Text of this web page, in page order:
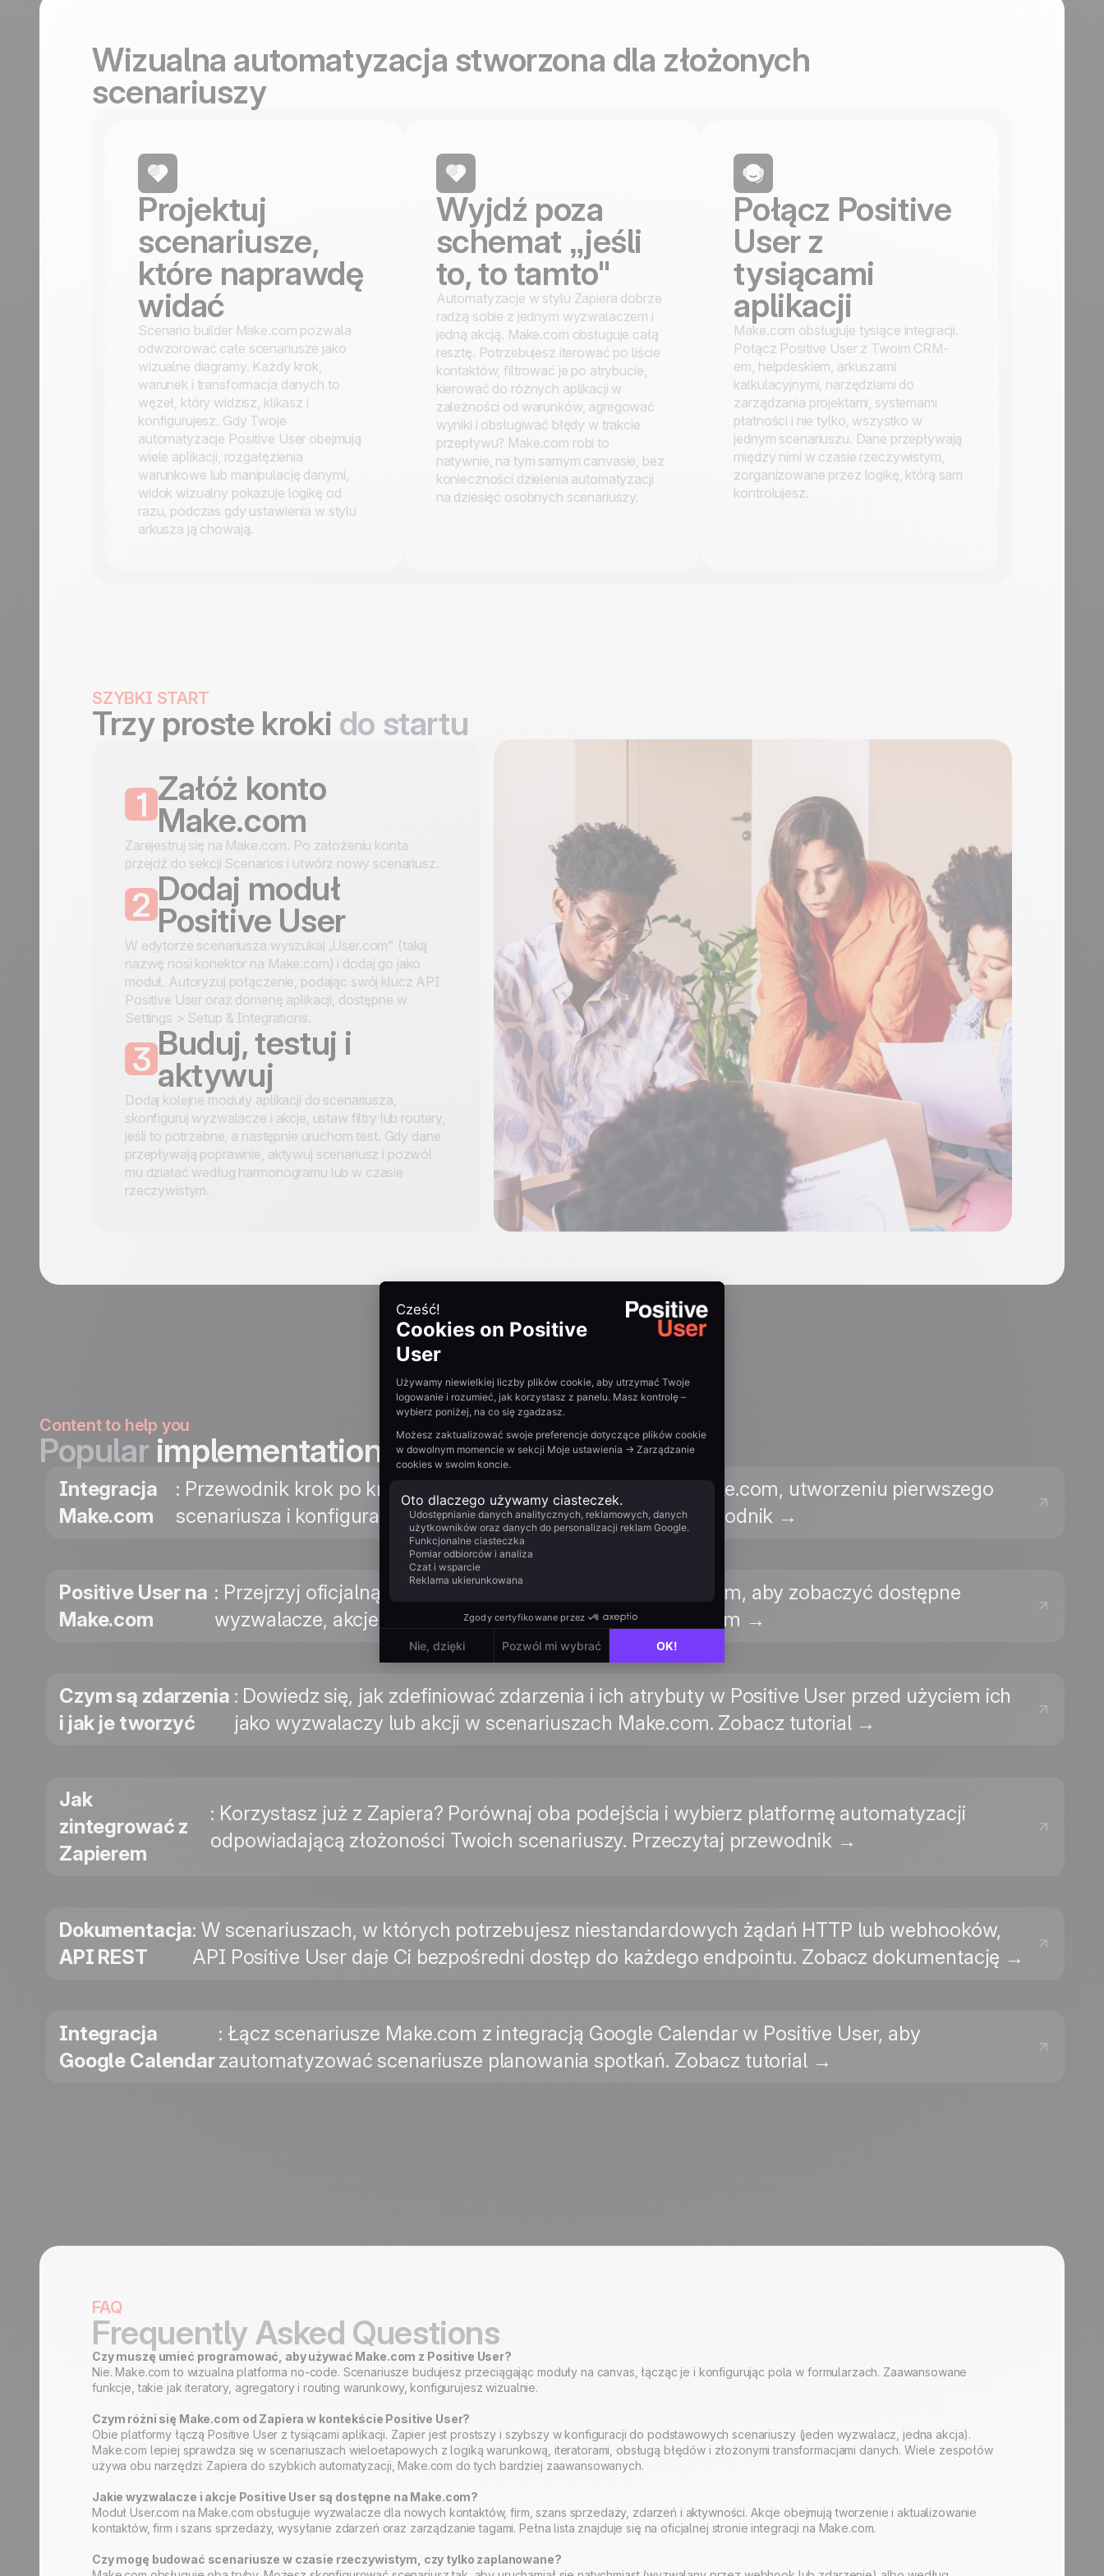
Wizualna automatyzacja stworzona dla złożonych
scenariuszy
Projektuj
scenariusze,
które naprawdę
widać
Scenario builder Make.com pozwala
odwzorować całe scenariusze jako
wizualne diagramy. Każdy krok,
warunek i transformacja danych to
węzeł, który widzisz, klikasz i
konfigurujesz. Gdy Twoje
automatyzacje Positive User obejmują
wiele aplikacji, rozgałęzienia
warunkowe lub manipulację danymi,
widok wizualny pokazuje logikę od
razu, podczas gdy ustawienia w stylu
arkusza ją chowają.
Wyjdź poza
schemat „jeśli
to, to tamto"
Automatyzacje w stylu Zapiera dobrze
radzą sobie z jednym wyzwalaczem i
jedną akcją. Make.com obsługuje całą
resztę. Potrzebujesz iterować po liście
kontaktów, filtrować je po atrybucie,
kierować do różnych aplikacji w
zależności od warunków, agregować
wyniki i obsługiwać błędy w trakcie
przepływu? Make.com robi to
natywnie, na tym samym canvasie, bez
konieczności dzielenia automatyzacji
na dziesięć osobnych scenariuszy.
Połącz Positive
User z
tysiącami
aplikacji
Make.com obsługuje tysiące integracji.
Połącz Positive User z Twoim CRM-
em, helpdeskiem, arkuszami
kalkulacyjnymi, narzędziami do
zarządzania projektami, systemami
płatności i nie tylko, wszystko w
jednym scenariuszu. Dane przepływają
między nimi w czasie rzeczywistym,
zorganizowane przez logikę, którą sam
kontrolujesz.
SZYBKI START
Trzy proste kroki do startu
1 Załóż konto
Make.com
Zarejestruj się na Make.com. Po założeniu konta
przejdź do sekcji Scenarios i utwórz nowy scenariusz.
2 Dodaj moduł
Positive User
W edytorze scenariusza wyszukaj „User.com" (taką
nazwę nosi konektor na Make.com) i dodaj go jako
moduł. Autoryzuj połączenie, podając swój klucz API
Positive User oraz domenę aplikacji, dostępne w
Settings > Setup & Integrations.
3 Buduj, testuj i
aktywuj
Dodaj kolejne moduły aplikacji do scenariusza,
skonfiguruj wyzwalacze i akcje, ustaw filtry lub routery,
jeśli to potrzebne, a następnie uruchom test. Gdy dane
przepływają poprawnie, aktywuj scenariusz i pozwól
mu działać według harmonogramu lub w czasie
rzeczywistym.
Content to help you
Popularimplementation guides
Integracja
Make.com
: Przewodnik krok po kroku po połączeniu Positive User z Make.com, utworzeniu pierwszego
scenariusza i konfiguracji modułu User.com. Przeczytaj przewodnik →
Positive User na
Make.com
: Przejrzyj oficjalną stronę integracji User.com na Make.com, aby zobaczyć dostępne
wyzwalacze, akcje i gotowe szablony. Zobacz na Make.com →
Czym są zdarzenia
i jak je tworzyć
: Dowiedz się, jak zdefiniować zdarzenia i ich atrybuty w Positive User przed użyciem ich
jako wyzwalaczy lub akcji w scenariuszach Make.com. Zobacz tutorial →
Jak
zintegrować z
Zapierem
: Korzystasz już z Zapiera? Porównaj oba podejścia i wybierz platformę automatyzacji
odpowiadającą złożoności Twoich scenariuszy. Przeczytaj przewodnik →
Dokumentacja
API REST
: W scenariuszach, w których potrzebujesz niestandardowych żądań HTTP lub webhooków,
API Positive User daje Ci bezpośredni dostęp do każdego endpointu. Zobacz dokumentację →
Integracja
Google Calendar
: Łącz scenariusze Make.com z integracją Google Calendar w Positive User, aby
zautomatyzować scenariusze planowania spotkań. Zobacz tutorial →
FAQ
Frequently Asked Questions
Czy muszę umieć programować, aby używać Make.com z Positive User?
Nie. Make.com to wizualna platforma no-code. Scenariusze budujesz przeciągając moduły na canvas, łącząc je i konfigurując pola w formularzach. Zaawansowane
funkcje, takie jak iteratory, agregatory i routing warunkowy, konfigurujesz wizualnie.
Czym różni się Make.com od Zapiera w kontekście Positive User?
Obie platformy łączą Positive User z tysiącami aplikacji. Zapier jest prostszy i szybszy w konfiguracji do podstawowych scenariuszy (jeden wyzwalacz, jedna akcja).
Make.com lepiej sprawdza się w scenariuszach wieloetapowych z logiką warunkową, iteratorami, obsługą błędów i złożonymi transformacjami danych. Wiele zespołów
używa obu narzędzi: Zapiera do szybkich automatyzacji, Make.com do tych bardziej zaawansowanych.
Jakie wyzwalacze i akcje Positive User są dostępne na Make.com?
Moduł User.com na Make.com obsługuje wyzwalacze dla nowych kontaktów, firm, szans sprzedaży, zdarzeń i aktywności. Akcje obejmują tworzenie i aktualizowanie
kontaktów, firm i szans sprzedaży, wysyłanie zdarzeń oraz zarządzanie tagami. Pełna lista znajduje się na oficjalnej stronie integracji na Make.com.
Czy mogę budować scenariusze w czasie rzeczywistym, czy tylko zaplanowane?